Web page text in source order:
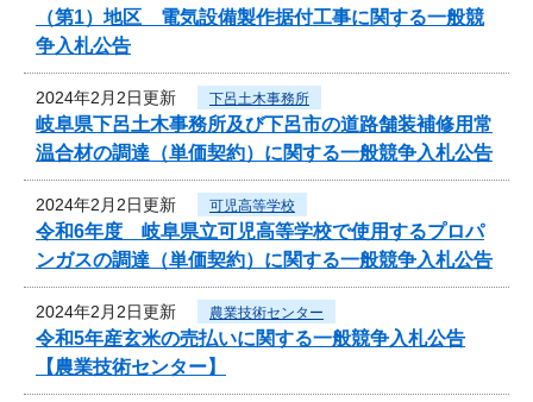
（第1）地区 電気設備製作据付工事に関する一般競
争入札公告
2024年2月2日更新 下呂土木事務所
岐阜県下呂土木事務所及び下呂市の道路舗装補修用常
温合材の調達（単価契約）に関する一般競争入札公告
2024年2月2日更新 可児高等学校
令和6年度 岐阜県立可児高等学校で使用するプロパ
ンガスの調達（単価契約）に関する一般競争入札公告
2024年2月2日更新 農業技術センター
令和5年産玄米の売払いに関する一般競争入札公告
【農業技術センター】